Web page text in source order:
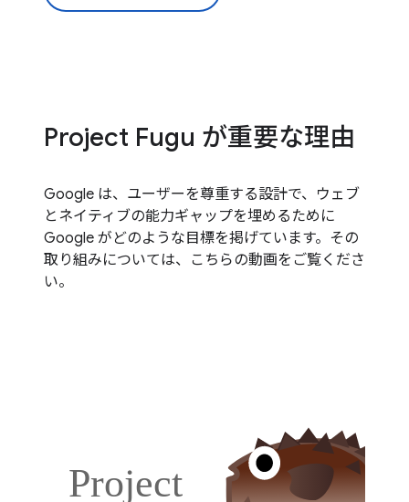
Project Fugu が重要な理由
Google は、ユーザーを尊重する設計で、ウェブ
とネイティブの能力ギャップを埋めるために
Google がどのような目標を掲げています。その
取り組みについては、こちらの動画をご覧くださ
い。